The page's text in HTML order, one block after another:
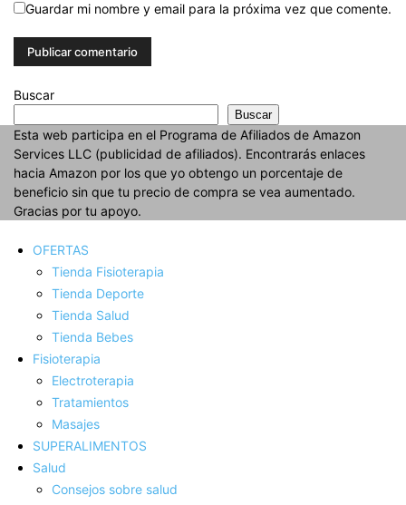
Guardar mi nombre y email para la próxima vez que comente.
Buscar
Buscar
Esta web participa en el Programa de Afiliados de Amazon
Services LLC (publicidad de afiliados). Encontrarás enlaces
hacia Amazon por los que yo obtengo un porcentaje de
beneficio sin que tu precio de compra se vea aumentado.
Gracias por tu apoyo.
OFERTAS
Tienda Fisioterapia
Tienda Deporte
Tienda Salud
Tienda Bebes
Fisioterapia
Electroterapia
Tratamientos
Masajes
SUPERALIMENTOS
Salud
Consejos sobre salud